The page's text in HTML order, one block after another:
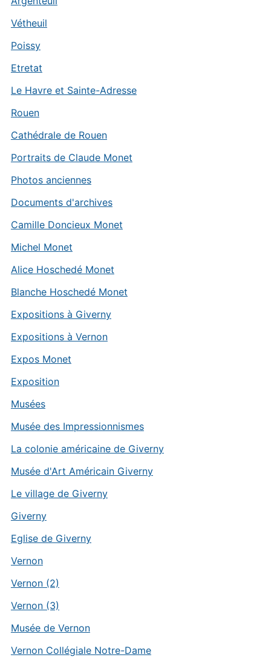
Vétheuil
Poissy
Etretat
Le Havre et Sainte-Adresse
Rouen
Cathédrale de Rouen
Portraits de Claude Monet
Photos anciennes
Documents d'archives
Camille Doncieux Monet
Michel Monet
Alice Hoschedé Monet
Blanche Hoschedé Monet
Expositions à Giverny
Expositions à Vernon
Expos Monet
Exposition
Musées
Musée des Impressionnismes
La colonie américaine de Giverny
Musée d'Art Américain Giverny
Le village de Giverny
Giverny
Eglise de Giverny
Vernon
Vernon (2)
Vernon (3)
Musée de Vernon
Vernon Collégiale Notre-Dame